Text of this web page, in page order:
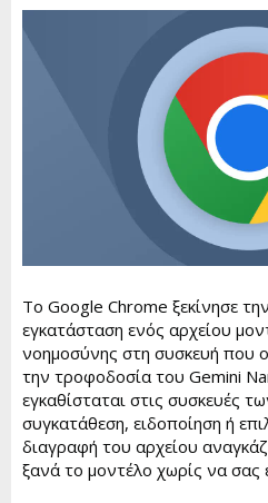
Το Google Chrome ξεκίνησε
εγκατάσταση ενός αρχείου
νοημοσύνης στη συσκευή που
την τροφοδοσία του Gemini
εγκαθίσταται στις συσκευές
συγκατάθεση, ειδοποίηση ή
διαγραφή του αρχείου
ξανά το μοντέλο χωρίς να σας